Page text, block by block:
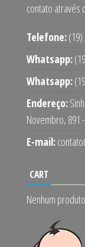
contato através
Telefone:(19)
Whatsapp:
Whatsapp:
Endereço:
Novembro, 891
E-mail:
CART
Nenhum